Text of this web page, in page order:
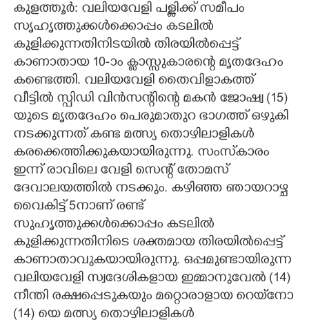
കുളത്തൂർ: വലിയവേളി പള്ളിക്ക് സമീപം
സൃഹൃത്തുക്കൾക്കൊപ്പം കടലിൽ
കുളിക്കുന്നതിനിടയിൽ തിരയിൽപ്പെട്ട്
കാണാതായ 10-ാം ക്ലാസ്സുകാരന്റെ മൃതദേഹം
കണ്ടെത്തി. വലിയവേളി തൈവിളാകത്ത്
വീട്ടിൽ സ്പിഡി വിൻസന്റിന്റെ മകൻ ജോഷ്വ (15)
യുടെ മൃതദേഹം പെരുമാതുറ ഭാഗത്ത് ഒഴുകി
നടക്കുന്നത് കണ്ട മത്സ്യ തൊഴിലാളികൾ
കരക്കെത്തിക്കുകയായിരുന്നു. സംസ്‌കാരം
ഇന്ന് രാവിലെ വേളി സെന്റ് തോമസ്
ദേവാലയത്തിൽ നടക്കും. കഴിഞ്ഞ ഞായറാഴ്ച
വൈകിട്ട് 5നാണ് രണ്ട്
സുഹൃത്തുക്കൾക്കൊപ്പം കടലിൽ
കുളിക്കുന്നതിനിടെ ശക്തമായ തിരയിൽപ്പെട്ട്
കാണാതാവുകയായിരുന്നു. ഒപ്പമുണ്ടായിരുന്ന
വലിയവേളി സ്വദേശികളായ ഇമ്മാനുവേൽ (14)
നീന്തി രക്ഷപ്പെടുകയും മറ്റൊരാളായ റെയ്‌നോ
(14) യെ മത്സ്യ തൊഴിലാളികൾ